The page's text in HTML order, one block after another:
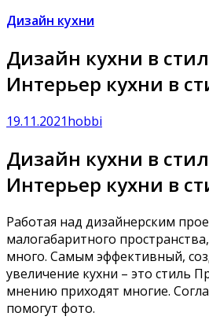
Дизайн кухни
Дизайн кухни в
Интерьер кухни в
19.11.2021hobbi
Дизайн кухни в
Интерьер кухни в
Работая над дизайнерским
малогабаритного
много. Самым эффективный,
увеличение кухни – это стиль
мнению приходят многие.
помогут фото.